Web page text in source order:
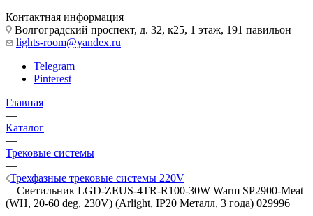
Контактная информация
Волгоградский проспект, д. 32, к25, 1 этаж, 191 павильон
lights-room@yandex.ru
Telegram
Pinterest
Главная
—
Каталог
—
Трековые системы
—
Трехфазные трековые системы 220V
—Светильник LGD-ZEUS-4TR-R100-30W Warm SP2900-Meat
(WH, 20-60 deg, 230V) (Arlight, IP20 Металл, 3 года) 029996